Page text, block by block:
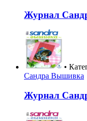
Журнал
•
Сандра Вышивка
Журнал